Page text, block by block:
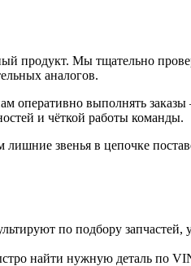
продукт. Мы тщательно
аналогов.
оперативно выполнять
и чёткой работы команды.
звенья в цепочке
по подбору
найти нужную деталь по